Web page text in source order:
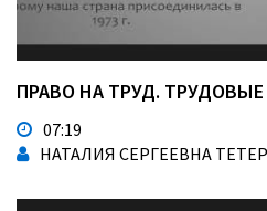
ПРАВО НА ТРУД.
07:19
НАТАЛИЯ СЕРГЕЕВНА